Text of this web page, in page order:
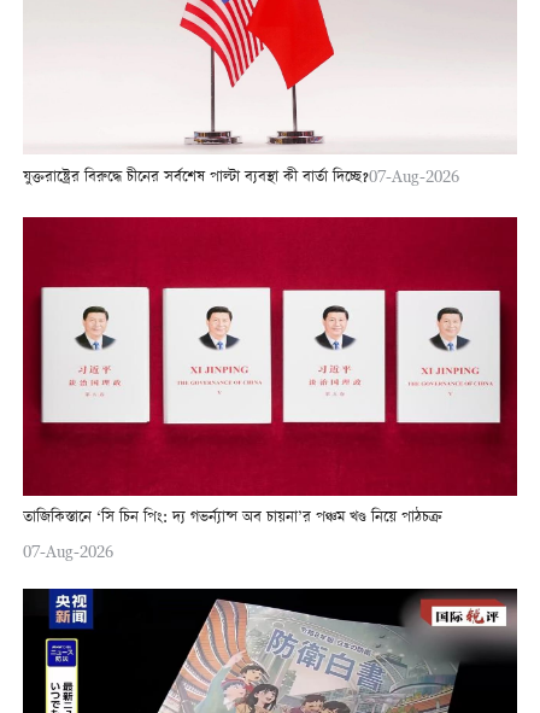
যুক্তরাষ্ট্রের বিরুদ্ধে চীনের সর্বশেষ পাল্টা ব্যবস্থা কী বার্তা দিচ্ছে?07-Aug-2026
তাজিকিস্তানে ‘সি চিন পিং: দ্য গভর্ন্যান্স অব চায়না’র পঞ্চম খণ্ড নিয়ে পাঠচক্র
07-Aug-2026